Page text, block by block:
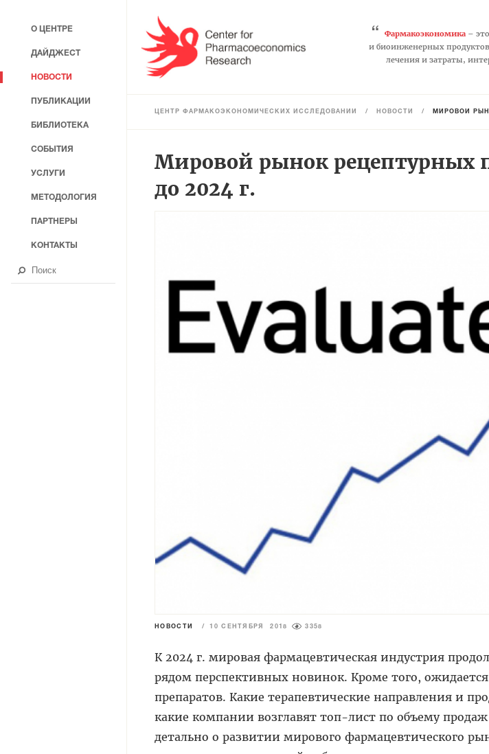
“ Фармакоэкономика–
и биоинженерных
лечения и затраты,
ЦЕНТР ФАРМАКОЭКОНОМИЧЕСКИХ ИССЛЕДОВАНИЙ / НОВОСТИ / МИРОВОЙ
Мировой рынок рецептурных
до 2024 г.
НОВОСТИ / 10 СЕНТЯБРЯ 2018 3358
К 2024 г. мировая фармацевтическая индустрия
рядом перспективных новинок. Кроме того,
препаратов. Какие терапевтические направления и
какие компании возглавят топ-лист по объему
детально о развитии мирового фармацевтического
О ЦЕНТРЕ
ДАЙДЖЕСТ
НОВОСТИ
ПУБЛИКАЦИИ
БИБЛИОТЕКА
СОБЫТИЯ
УСЛУГИ
МЕТОДОЛОГИЯ
ПАРТНЕРЫ
КОНТАКТЫ